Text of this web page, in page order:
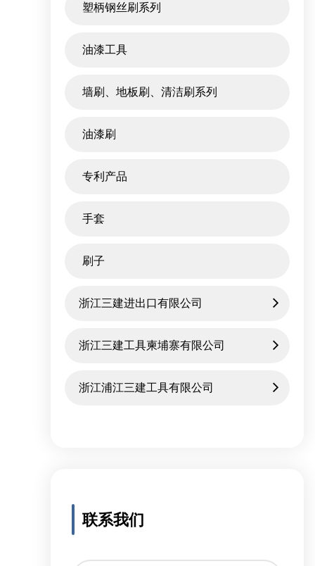
塑柄钢丝刷系列
油漆工具
墙刷、地板刷、清洁刷系列
油漆刷
专利产品
手套
刷子
浙江三建进出口有限公司
浙江三建工具柬埔寨有限公司
浙江浦江三建工具有限公司
联系我们